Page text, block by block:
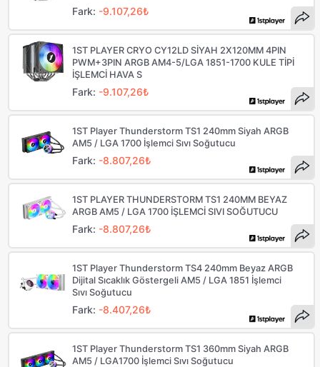
Fark: -9.107,26₺
1ST PLAYER CRYO CY12LD SİYAH 2X120MM 4PIN
PWM+3PIN ARGB AM4-5/LGA 1851-1700 KULE TİPİ
İŞLEMCİ HAVA S
Fark: -9.107,26₺
1ST Player Thunderstorm TS1 240mm Siyah ARGB
AM5 / LGA 1700 İşlemci Sıvı Soğutucu
Fark: -8.807,26₺
1ST PLAYER THUNDERSTORM TS1 240MM BEYAZ
ARGB AM5 / LGA 1700 İŞLEMCİ SIVI SOĞUTUCU
Fark: -8.807,26₺
1ST Player Thunderstorm TS4 240mm Beyaz ARGB
Dijital Sıcaklık Göstergeli AM5 / LGA 1851 İşlemci
Sıvı Soğutucu
Fark: -8.407,26₺
1ST Player Thunderstorm TS1 360mm Siyah ARGB
AM5 / LGA1700 İşlemci Sıvı Soğutucu